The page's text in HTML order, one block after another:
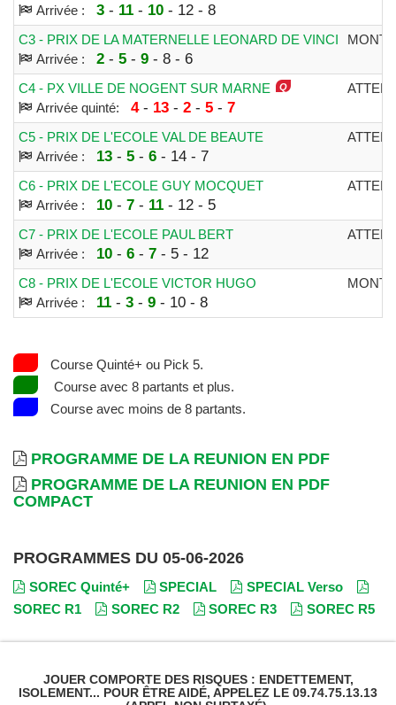
Arrivée :
3- 11 - 10- 12 - 8
C3 - PRIX DE LA MATERNELLE LEONARD DE VINCI
Arrivée :
2- 5- 9- 8 - 6
MONTE
C4 - PX VILLE DE NOGENT SUR MARNE
Arrivée quinté:
4- 13- 2- 5- 7
ATTELE
C5 - PRIX DE L'ECOLE VAL DE BEAUTE
Arrivée :
13- 5- 6- 14 - 7
ATTELE
C6 - PRIX DE L'ECOLE GUY MOCQUET
Arrivée :
10- 7- 11 - 12 - 5
ATTELE
C7 - PRIX DE L'ECOLE PAUL BERT
Arrivée :
10- 6- 7- 5 - 12
ATTELE
C8 - PRIX DE L'ECOLE VICTOR HUGO
Arrivée :
11 - 3- 9- 10 - 8
MONTE
Course Quinté+ ou Pick 5.
Course avec 8 partants et plus.
Course avec moins de 8 partants.
PROGRAMME DE LA REUNION EN PDF
PROGRAMME DE LA REUNION EN PDF
COMPACT
PROGRAMMES DU 05-06-2026
SOREC Quinté+ SPECIAL
SPECIAL Verso
SOREC R1
SOREC R2 SOREC R3 SOREC R5
JOUER COMPORTE DES RISQUES : ENDETTEMENT,
ISOLEMENT... POUR ÊTRE AIDÉ, APPELEZ LE 09.74.75.13.13